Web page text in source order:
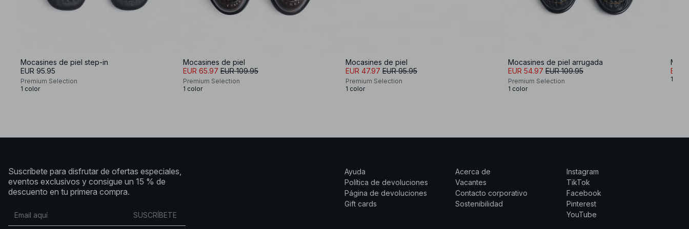
Mocasines de piel step-in
EUR 95.95
Premium Selection
1 color
Mocasines de piel
EUR 65.97 EUR 109.95
Premium Selection
1 color
Mocasines de piel
EUR 47.97 EUR 95.95
Premium Selection
1 color
Mocasines de piel arrugada
EUR 54.97 EUR 109.95
Premium Selection
1 color
EUR
1
Suscríbete para disfrutar de ofertas especiales,
eventos exclusivos y consigue un 15 % de
descuento en tu primera compra.
SUSCRÍBETE
Ayuda
Política de devoluciones
Página de devoluciones
Gift cards
Acerca de
Vacantes
Contacto corporativo
Sostenibilidad
Instagram
TikTok
Facebook
Pinterest
YouTube